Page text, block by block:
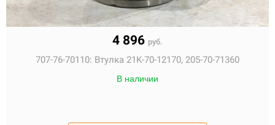
4 896 руб.
707-76-70110: Втулка 21K-70-12170, 205-70-71360
В наличии